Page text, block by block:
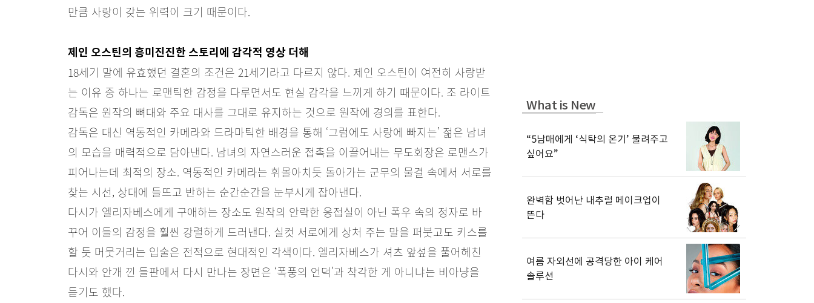
만큼 사랑이 갖는 위력이 크기 때문이다.
제인 오스틴의 흥미진진한 스토리에 감각적 영상 더해
18세기 말에 유효했던 결혼의 조건은 21세기라고 다르지 않다. 제인 오스틴이 여전히 사랑받
는 이유 중 하나는 로맨틱한 감정을 다루면서도 현실 감각을 느끼게 하기 때문이다. 조 라이트
감독은 원작의 뼈대와 주요 대사를 그대로 유지하는 것으로 원작에 경의를 표한다.
감독은 대신 역동적인 카메라와 드라마틱한 배경을 통해 ‘그럼에도 사랑에 빠지는’ 젊은 남녀
의 모습을 매력적으로 담아낸다. 남녀의 자연스러운 접촉을 이끌어내는 무도회장은 로맨스가
피어나는데 최적의 장소. 역동적인 카메라는 휘몰아치듯 돌아가는 군무의 물결 속에서 서로를
찾는 시선, 상대에 들뜨고 반하는 순간순간을 눈부시게 잡아낸다.
다시가 엘리자베스에게 구애하는 장소도 원작의 안락한 응접실이 아닌 폭우 속의 정자로 바
꾸어 이들의 감정을 훨씬 강렬하게 드러낸다. 실컷 서로에게 상처 주는 말을 퍼붓고도 키스를
할 듯 머뭇거리는 입술은 전적으로 현대적인 각색이다. 엘리자베스가 셔츠 앞섶을 풀어헤친
다시와 안개 낀 들판에서 다시 만나는 장면은 ‘폭풍의 언덕’과 착각한 게 아니냐는 비아냥을
듣기도 했다.
What is New
“5남매에게 ‘식탁의 온기’ 물려주고
싶어요”
완벽함 벗어난 내추럴 메이크업이
뜬다
여름 자외선에 공격당한 아이 케어
솔루션